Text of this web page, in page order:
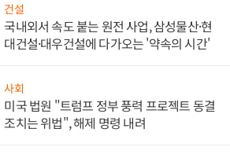
건설
국내외서 속도 붙는 원전 사업, 삼성물산·현
대건설·대우건설에 다가오는 '약속의 시간'
사회
미국 법원 "트럼프 정부 풍력 프로젝트 동결
조치는 위법", 해제 명령 내려